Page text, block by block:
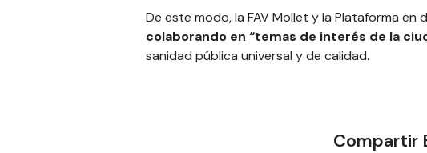
De este modo, la FAV Mollet y la Plataforma
colaborando en “temas de interés de la
sanidad pública universal y de calidad.
Compartir